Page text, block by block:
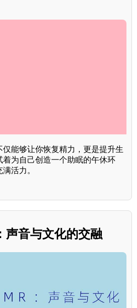
能够让你恢复精力，更是提升生
为自己创造一个助眠的午休环
活力。
声音与文化的交融